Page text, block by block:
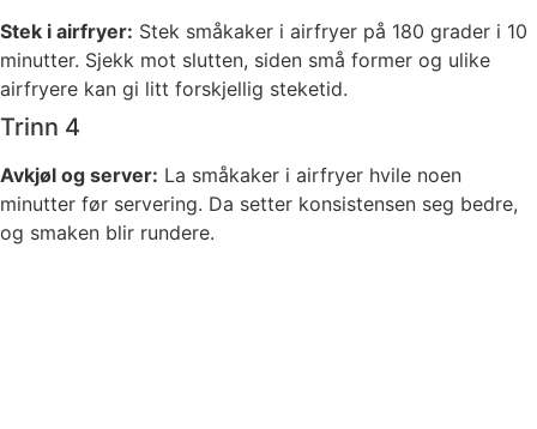
Stek i airfryer: Stek småkaker i airfryer på 180 grader i 10
minutter. Sjekk mot slutten, siden små former og ulike
airfryere kan gi litt forskjellig steketid.
Trinn 4
Avkjøl og server: La småkaker i airfryer hvile noen
minutter før servering. Da setter konsistensen seg bedre,
og smaken blir rundere.